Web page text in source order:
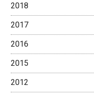
2018
2017
2016
2015
2012